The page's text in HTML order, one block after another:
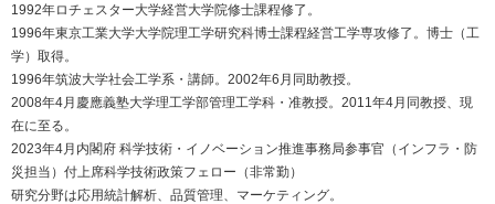
1992年ロチェスター大学経営大学院修士課程修了。
1996年東京工業大学大学院理工学研究科博士課程経営工学専攻修了。博士（工
学）取得。
1996年筑波大学社会工学系・講師。2002年6月同助教授。
2008年4月慶應義塾大学理工学部管理工学科・准教授。2011年4月同教授、現
在に至る。
2023年4月内閣府 科学技術・イノベーション推進事務局参事官（インフラ・防
災担当）付上席科学技術政策フェロー（非常勤）
研究分野は応用統計解析、品質管理、マーケティング。